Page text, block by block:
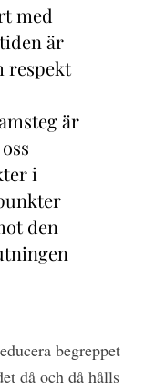
med
är
respekt
är
i
den
begreppet
då och då hålls